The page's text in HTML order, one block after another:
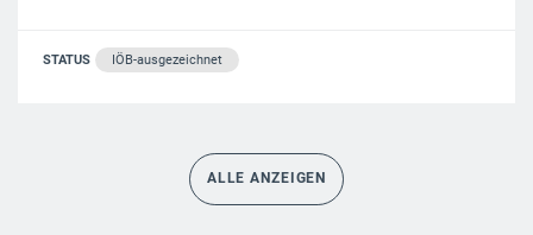
STATUS IÖB-ausgezeichnet
ALLE ANZEIGEN